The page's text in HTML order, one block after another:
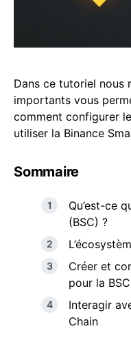
Dans ce tutoriel nous
importants vous
comment configurer
utiliser la Binance
Sommaire
Qu’est-ce
(BSC) ?
Créer et
pour la BSC
Interagir
Chain